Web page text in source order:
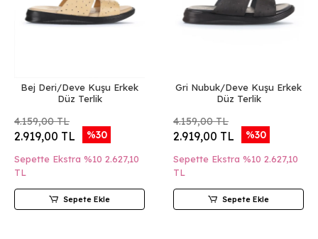
Bej Deri/Deve Kuşu Erkek
Düz Terlik
4.159,00 TL
2.919,00 TL %30
Sepette Ekstra %10 2.627,10
TL
Sepete Ekle
Gri Nubuk/Deve Kuşu Erkek
Düz Terlik
4.159,00 TL
2.919,00 TL %30
Sepette Ekstra %10 2.627,10
TL
Sepete Ekle